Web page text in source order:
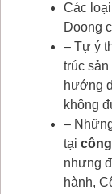
Các
Doong
– Tự ý
trúc
hướng
không
–
tại
nhưng
hành,